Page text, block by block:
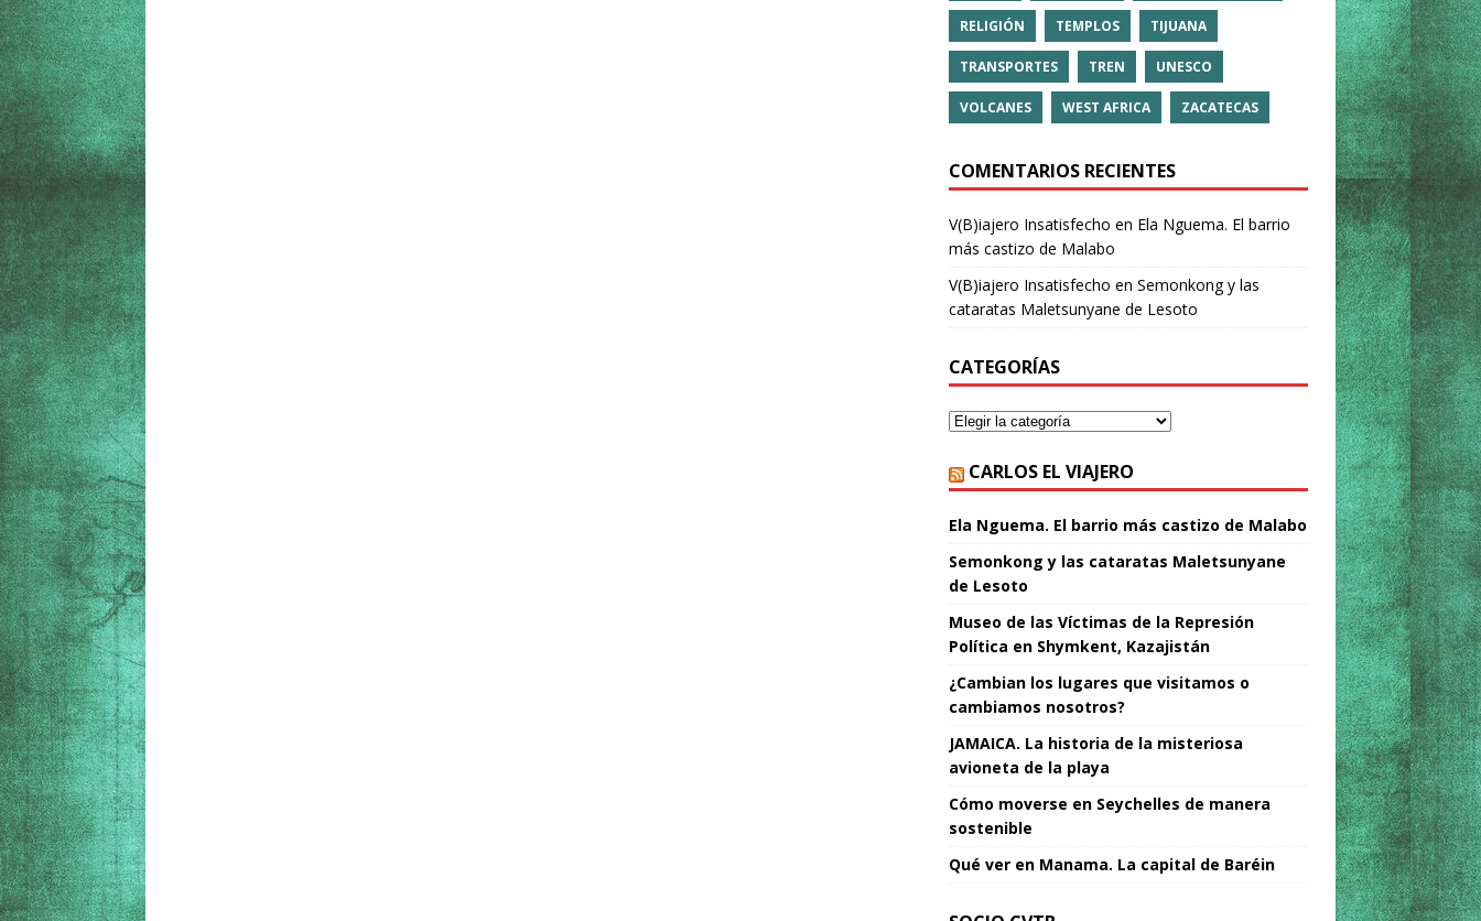
RELIGIÓN TEMPLOS TIJUANA
TRANSPORTES TREN UNESCO
VOLCANES WEST AFRICA ZACATECAS
COMENTARIOS RECIENTES
V(B)iajero Insatisfecho en Ela Nguema. El barrio
más castizo de Malabo
V(B)iajero Insatisfecho en Semonkong y las
cataratas Maletsunyane de Lesoto
CATEGORÍAS
CARLOS EL VIAJERO
Ela Nguema. El barrio más castizo de Malabo
Semonkong y las cataratas Maletsunyane
de Lesoto
Museo de las Víctimas de la Represión
Política en Shymkent, Kazajistán
¿Cambian los lugares que visitamos o
cambiamos nosotros?
JAMAICA. La historia de la misteriosa
avioneta de la playa
Cómo moverse en Seychelles de manera
sostenible
Qué ver en Manama. La capital de Baréin